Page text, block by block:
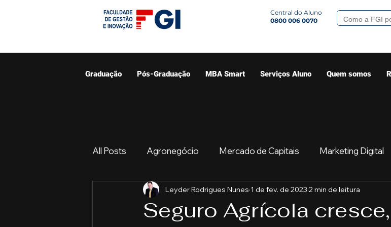
Central do Aluno
0800 006 0070
Graduação Pós-Graduação MBA Smart Serviços Aluno Quem somos
All Posts Agronegócio Mercado de Capitais Marketing Digital
Graduação Resumo do Mercado Sua comunidade
Seguro Agrícola
Leyder Rodrigues Nunes 1 de fev. de 2023 2 min de leitura